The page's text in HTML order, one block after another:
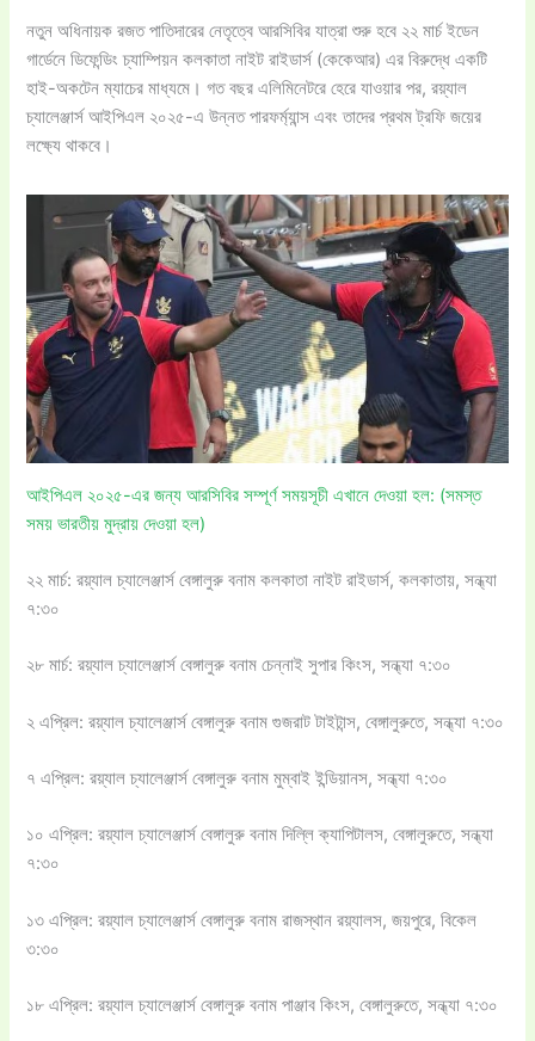
নতুন অধিনায়ক রজত পাতিদারের নেতৃত্বে আরসিবির যাত্রা শুরু হবে ২২ মার্চ ইডেন
গার্ডেনে ডিফেন্ডিং চ্যাম্পিয়ন কলকাতা নাইট রাইডার্স (কেকেআর) এর বিরুদ্ধে একটি
হাই-অকটেন ম্যাচের মাধ্যমে। গত বছর এলিমিনেটরে হেরে যাওয়ার পর, রয়্যাল
চ্যালেঞ্জার্স আইপিএল ২০২৫-এ উন্নত পারফর্ম্যান্স এবং তাদের প্রথম ট্রফি জয়ের
লক্ষ্যে থাকবে।
আইপিএল ২০২৫-এর জন্য আরসিবির সম্পূর্ণ সময়সূচী এখানে দেওয়া হল: (সমস্ত
সময় ভারতীয় মুদ্রায় দেওয়া হল)
২২ মার্চ: রয়্যাল চ্যালেঞ্জার্স বেঙ্গালুরু বনাম কলকাতা নাইট রাইডার্স, কলকাতায়, সন্ধ্যা
৭:৩০
২৮ মার্চ: রয়্যাল চ্যালেঞ্জার্স বেঙ্গালুরু বনাম চেন্নাই সুপার কিংস, সন্ধ্যা ৭:৩০
২ এপ্রিল: রয়্যাল চ্যালেঞ্জার্স বেঙ্গালুরু বনাম গুজরাট টাইটান্স, বেঙ্গালুরুতে, সন্ধ্যা ৭:৩০
৭ এপ্রিল: রয়্যাল চ্যালেঞ্জার্স বেঙ্গালুরু বনাম মুম্বাই ইন্ডিয়ানস, সন্ধ্যা ৭:৩০
১০ এপ্রিল: রয়্যাল চ্যালেঞ্জার্স বেঙ্গালুরু বনাম দিল্লি ক্যাপিটালস, বেঙ্গালুরুতে, সন্ধ্যা
৭:৩০
১৩ এপ্রিল: রয়্যাল চ্যালেঞ্জার্স বেঙ্গালুরু বনাম রাজস্থান রয়্যালস, জয়পুরে, বিকেল
৩:৩০
১৮ এপ্রিল: রয়্যাল চ্যালেঞ্জার্স বেঙ্গালুরু বনাম পাঞ্জাব কিংস, বেঙ্গালুরুতে, সন্ধ্যা ৭:৩০